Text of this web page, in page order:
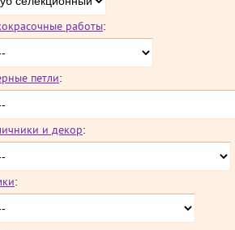
работы:
петли:
и декор:
: